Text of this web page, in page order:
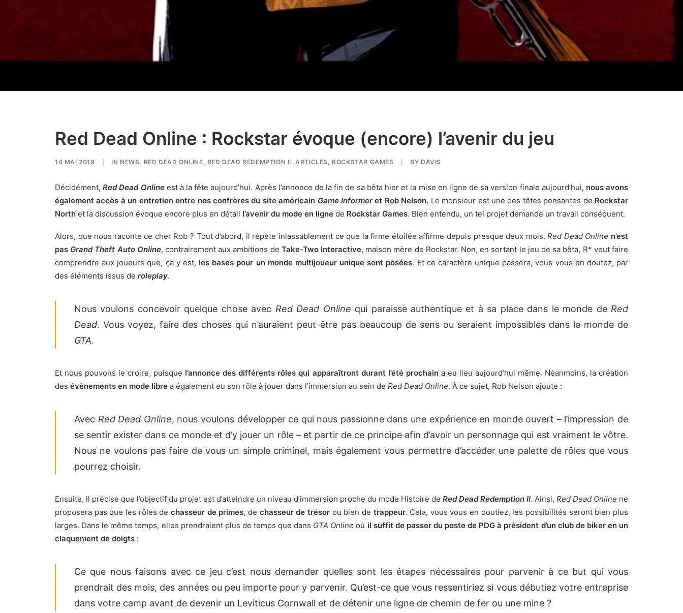
Red Dead Online : Rockstar évoque (encore) l’avenir du jeu
14 MAI 2019 IN NEWS, RED DEAD ONLINE, RED DEAD REDEMPTION II,ARTICLES, ROCKSTAR GAMES BY DAVIS
Décidément,Red Dead Onlineest à la fête aujourd’hui. Après l’annonce de la fin de sa bêtahier et la mise en ligne de sa version finale aujourd’hui, nous avons
également accès à un entretien entre nos confrères du site américain Game Informeret Rob Nelson. Le monsieur est une des têtes pensantes de Rockstar
North et la discussion évoque encore plus en détail l’avenir du mode en ligne de Rockstar Games. Bien entendu, un tel projet demande un travail conséquent.
Alors, que nous raconte ce cher Rob ? Tout d’abord, il répète inlassablement ce que la firme étoilée affirme depuis presque deux mois.Red Dead Online n’est
pas GrandTheft Auto Online, contrairement aux ambitions de Take-Two Interactive, maison mère de Rockstar. Non, en sortant le jeu de sa bêta, R* veut faire
comprendre aux joueurs que, ça y est, les bases pour un monde multijoueur unique sont posées. Et ce caractère unique passera, vous vous en doutez, par
des éléments issus de roleplay.
Nous voulons concevoir quelque chose avec Red Dead Online qui paraisse authentique et à sa place dans le monde de Red
Dead. Vous voyez, faire des choses qui n’auraient peut-être pas beaucoup de sens ou seraient impossibles dans le monde de
GTA.
Et nous pouvons le croire, puisque l’annonce des différents rôles qui apparaîtront durant l’été prochaina eu lieu aujourd’hui même. Néanmoins, la création
des évènements en mode libre a également eu son rôle à jouer dans l’immersion au sein de Red Dead Online. À ce sujet, Rob Nelson ajoute :
Avec Red Dead Online, nous voulons développer ce qui nous passionne dans une expérience en monde ouvert – l’impression de
se sentir exister dans ce monde et d’y jouer un rôle – et partir de ce principe afin d’avoir un personnage qui est vraiment le vôtre.
Nous ne voulons pas faire de vous un simple criminel, mais également vous permettre d’accéder une palette de rôles que vous
pourrez choisir.
Ensuite, il précise que l’objectif du projet est d’atteindre un niveau d’immersion proche du mode Histoire de Red Dead Redemption II. Ainsi, Red Dead Online ne
proposera pas que les rôles de chasseur de primes, de chasseur de trésorou bien de trappeur. Cela, vous vous en doutiez, les possibilités seront bien plus
larges. Dans le même temps, elles prendraient plus de temps que dans GTA Online où il suffit de passer du poste de PDG à président d’un club de biker en un
claquement de doigts :
Ce que nous faisons avec ce jeu c’est nous demander quelles sont les étapes nécessaires pour parvenir à ce but qui vous
prendrait des mois, des années ou peu importe pour y parvenir. Qu’est-ce que vous ressentiriez si vous débutiez votre entreprise
dans votre camp avant de devenir un Leviticus Cornwall et de détenir une ligne de chemin de fer ou une mine ?